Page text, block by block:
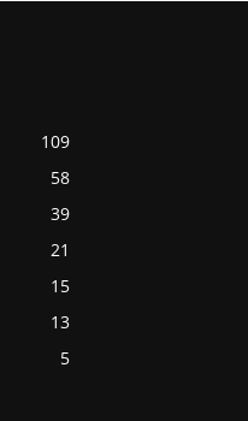
109
58
39
21
15
13
5